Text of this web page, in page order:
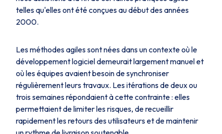
telles qu'elles ont été conçues au début des années
2000.
Les méthodes agiles sont nées dans un contexte où le
développement logiciel demeurait largement manuel et
où les équipes avaient besoin de synchroniser
régulièrement leurs travaux. Les itérations de deux ou
trois semaines répondaient à cette contrainte : elles
permettaient de limiter les risques, de recueillir
rapidement les retours des utilisateurs et de maintenir